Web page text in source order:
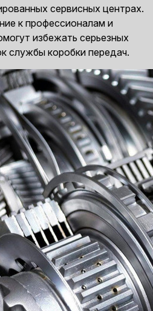
сервисных центрах.
к профессионалам и
избежать серьезных
службы коробки передач.